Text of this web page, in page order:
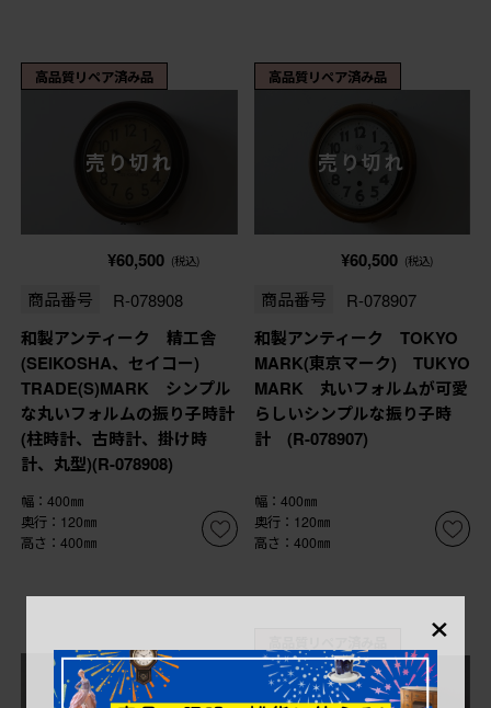
高品質リペア済み品
売り切れ
¥60,500 (税込)
商品番号 R-078908
和製アンティーク 精工舎
(SEIKOSHA、セイコー)
TRADE(S)MARK シンプル
な丸いフォルムの振り子時計
(柱時計、古時計、掛け時
計、丸型)(R-078908)
幅：400㎜
奥行：120㎜
高さ：400㎜
高品質リペア済み品
売り切れ
¥60,500 (税込)
商品番号 R-078907
和製アンティーク TOKYO
MARK(東京マーク) TUKYO
MARK 丸いフォルムが可愛
らしいシンプルな振り子時
計 (R-078907)
幅：400㎜
奥行：120㎜
高さ：400㎜
×